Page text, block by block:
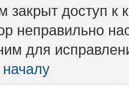
закрыт доступ к
неправильно
для